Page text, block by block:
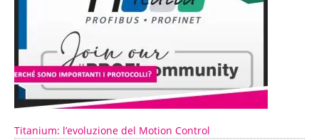
Titanium: l’evoluzione del Motion Control